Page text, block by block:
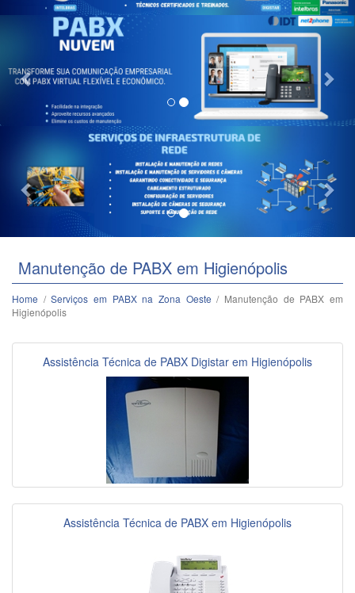
Previous
Previous
Manutenção de PABX em Higienópolis
Home /Serviços em PABX na Zona Oeste / Manutenção de PABX em
Higienópolis
Assistência Técnica de PABX Digistar em Higienópolis
Assistência Técnica de PABX em Higienópolis